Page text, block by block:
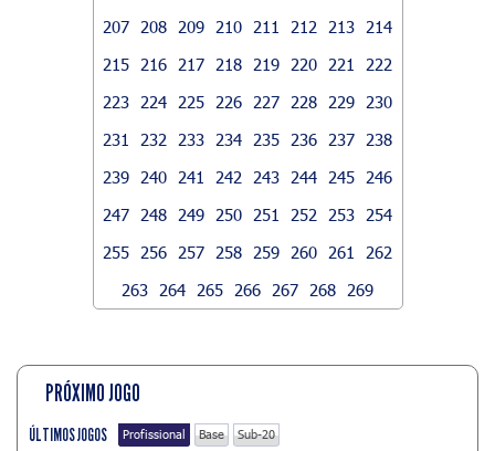
207
208 209 210 211 212 213
214
215
216 217 218 219 220 221
222
223
224 225 226 227 228 229
230
231
232 233 234 235 236 237
238
239
240 241 242 243 244 245
246
247
248 249 250 251 252 253
254
255
256 257 258 259 260 261
262
263
264 265 266 267 268 269
PRÓXIMO JOGO
ÚLTIMOS JOGOS Profissional Base Sub-20